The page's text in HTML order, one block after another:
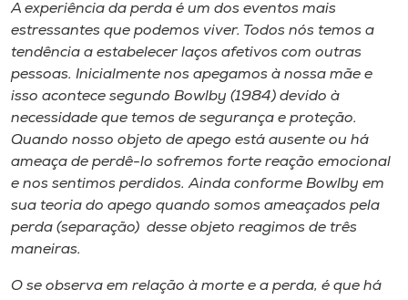
CPA
Biblioteca
Rádio
Museu
A experiência da perda é um dos eventos mais
estressantes que podemos viver. Todos nós temos a
tendência a estabelecer laços afetivos com outras
pessoas. Inicialmente nos apegamos à nossa mãe e
isso acontece segundo Bowlby (1984) devido à
necessidade que temos de segurança e proteção.
Quando nosso objeto de apego está ausente ou há
ameaça de perdê-lo sofremos forte reação emocional
e nos sentimos perdidos. Ainda conforme Bowlby em
sua teoria do apego quando somos ameaçados pela
perda (separação) desse objeto reagimos de três
maneiras.
O se observa em relação à morte e a perda, é que há